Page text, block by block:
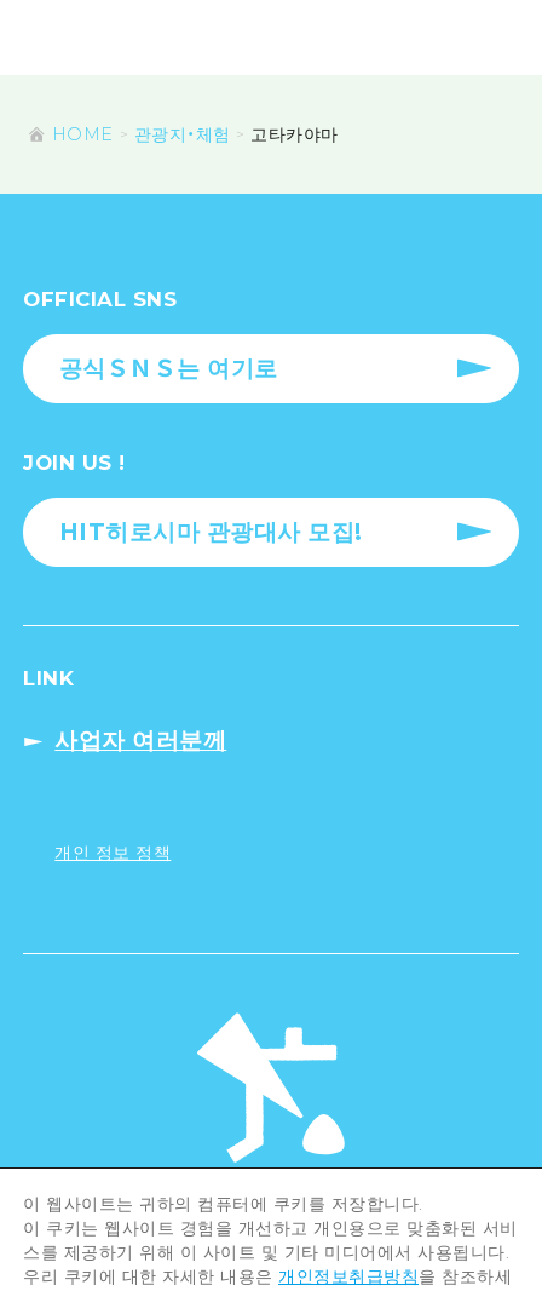
HOME 관광지・체험 고타카야마
OFFICIAL SNS
공식ＳＮＳ는 여기로
JOIN US !
HIT히로시마 관광대사 모집!
LINK
사업자 여러분께
개인 정보 정책
©Hiroshima Tourism Association /
Hiroshima Prefecture / Hiroshima City .
All rights reserved
이 웹사이트는 귀하의 컴퓨터에 쿠키를 저장합니다.
이 쿠키는 웹사이트 경험을 개선하고 개인용으로 맞춤화된 서비
스를 제공하기 위해 이 사이트 및 기타 미디어에서 사용됩니다.
우리 쿠키에 대한 자세한 내용은개인정보취급방침을 참조하세